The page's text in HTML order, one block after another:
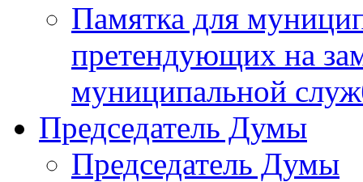
Памятка для
претендующих на
муниципальной
Председатель Думы
Председатель Думы